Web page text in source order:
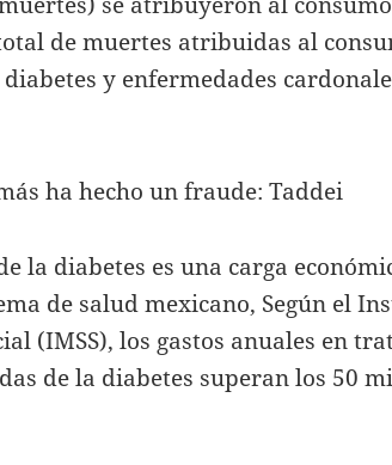
de muertes atribuidas al
y enfermedades
ha hecho un fraude: Taddei
la diabetes es una carga
de salud mexicano, Según el
(IMSS), los gastos anuales en
de la diabetes superan los 50